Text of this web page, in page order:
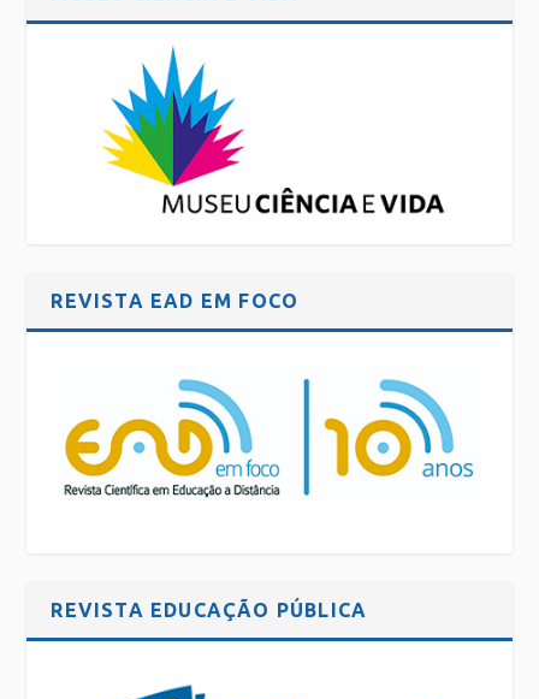
REVISTA EAD EM FOCO
REVISTA EDUCAÇÃO PÚBLICA